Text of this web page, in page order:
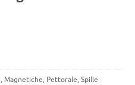
,Magnetiche, Pettorale,Spille